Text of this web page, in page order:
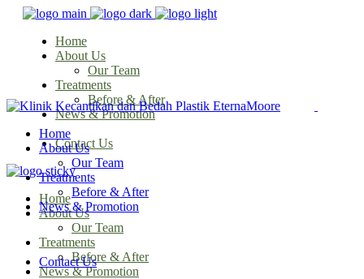
Home
About Us
Our Team
Treatments
Before & After
News & Promotion
Contact Us
Home
About Us
Our Team
Treatments
Before & After
News & Promotion
Home
About Us
Our Team
Treatments
Before & After
News & Promotion
Contact Us